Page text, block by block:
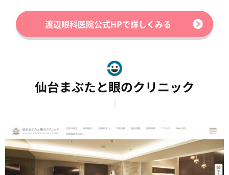
渡辺眼科医院公式HPで詳しくみる
仙台まぶたと眼のクリニック